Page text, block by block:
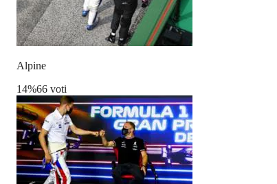
Alpine
14%66 voti